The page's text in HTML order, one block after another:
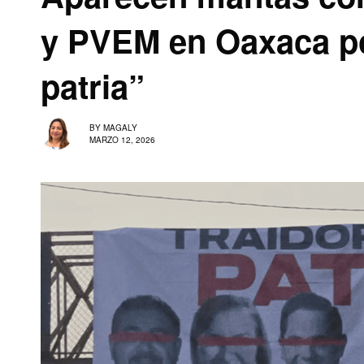
y PVEM en Oaxaca
patria”
BY MAGALY
MARZO 12, 2026